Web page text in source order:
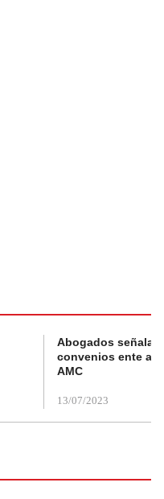
Abogados
convenios ente
AMC
13/07/2023